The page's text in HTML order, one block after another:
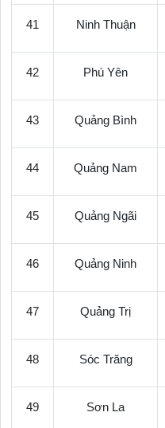
41 Ninh Thuận
42 Phú Yên
43 Quảng Bình
44 Quảng Nam
45 Quảng Ngãi
46 Quảng Ninh
47 Quảng Trị
48 Sóc Trăng
49 Sơn La